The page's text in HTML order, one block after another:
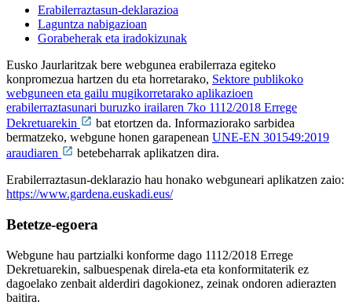
Erabilerraztasun-deklarazioa
Laguntza nabigazioan
Gorabeherak eta iradokizunak
Eusko Jaurlaritzak bere webgunea erabilerraza egiteko
konpromezua hartzen du eta horretarako, Sektore publikoko
webguneen eta gailu mugikorretarako aplikazioen
erabilerraztasunari buruzko irailaren 7ko 1112/2018 Errege
Dekretuarekin
bat etortzen da. Informaziorako sarbidea
bermatzeko, webgune honen garapenean UNE-EN 301549:2019
araudiaren
betebeharrak aplikatzen dira.
Erabilerraztasun-deklarazio hau honako webguneari aplikatzen zaio:
https://www.gardena.euskadi.eus/
Betetze-egoera
Webgune hau partzialki konforme dago 1112/2018 Errege
Dekretuarekin, salbuespenak direla-eta eta konformitaterik ez
dagoelako zenbait alderdiri dagokionez, zeinak ondoren adierazten
baitira.